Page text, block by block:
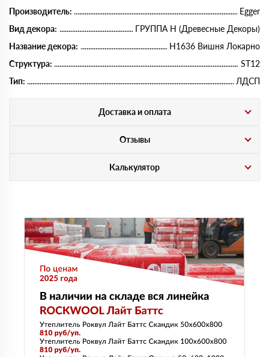
Производитель:
Egger
Вид декора:
ГРУППА Н (Древесные Декоры)
Название декора:
H1636 Вишня Локарно
Структура:
ST12
Тип:
ЛДСП
Доставка и оплата
Отзывы
Калькулятор